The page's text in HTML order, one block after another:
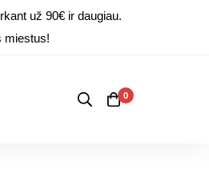
už 90€ ir daugiau.
miestus!
0